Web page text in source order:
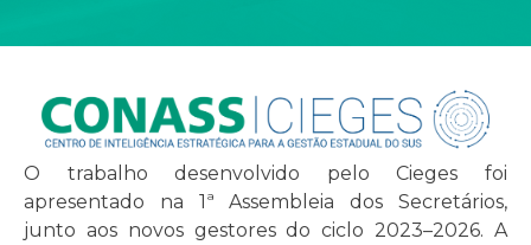
O trabalho desenvolvido pelo Cieges foi
apresentado na 1ª Assembleia dos Secretários,
junto aos novos gestores do ciclo 2023–2026. A